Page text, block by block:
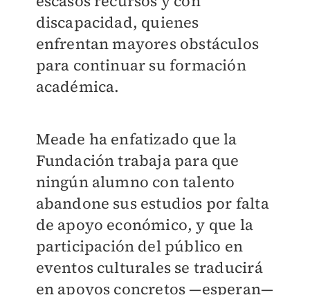
discapacidad, quienes
enfrentan mayores obstáculos
para continuar su formación
académica.
Meade ha enfatizado que la
Fundación trabaja para que
ningún alumno con talento
abandone sus estudios por falta
de apoyo económico, y que la
participación del público en
eventos culturales se traducirá
en apoyos concretos —esperan—